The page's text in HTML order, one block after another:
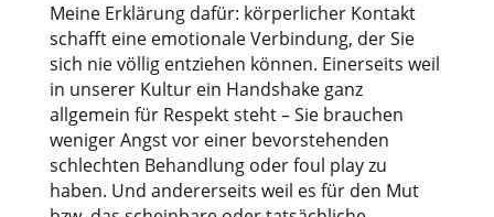
Meine Erklärung dafür: körperlicher Kontakt
schafft eine emotionale Verbindung, der Sie
sich nie völlig entziehen können. Einerseits weil
in unserer Kultur ein Handshake ganz
allgemein für Respekt steht – Sie brauchen
weniger Angst vor einer bevorstehenden
schlechten Behandlung oder foul play zu
haben. Und andererseits weil es für den Mut